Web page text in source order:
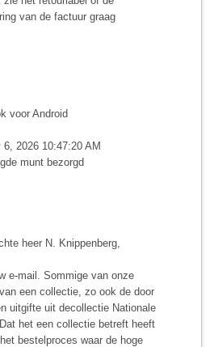
van de factuur graag
voor Android
2026 10:47:20 AM
munt bezorgd
heer N. Knippenberg,
e-mail. Sommige van onze
een collectie, zo ook de door
uitgifte uit decollectie Nationale
het een collectie betreft heeft
bestelproces waar de hoge